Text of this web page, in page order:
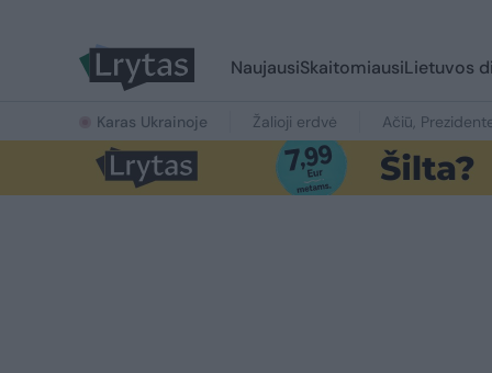
NaujausiSkaitomiausiLietuvos
Karas Ukrainoje Žalioji erdvė Ačiū,